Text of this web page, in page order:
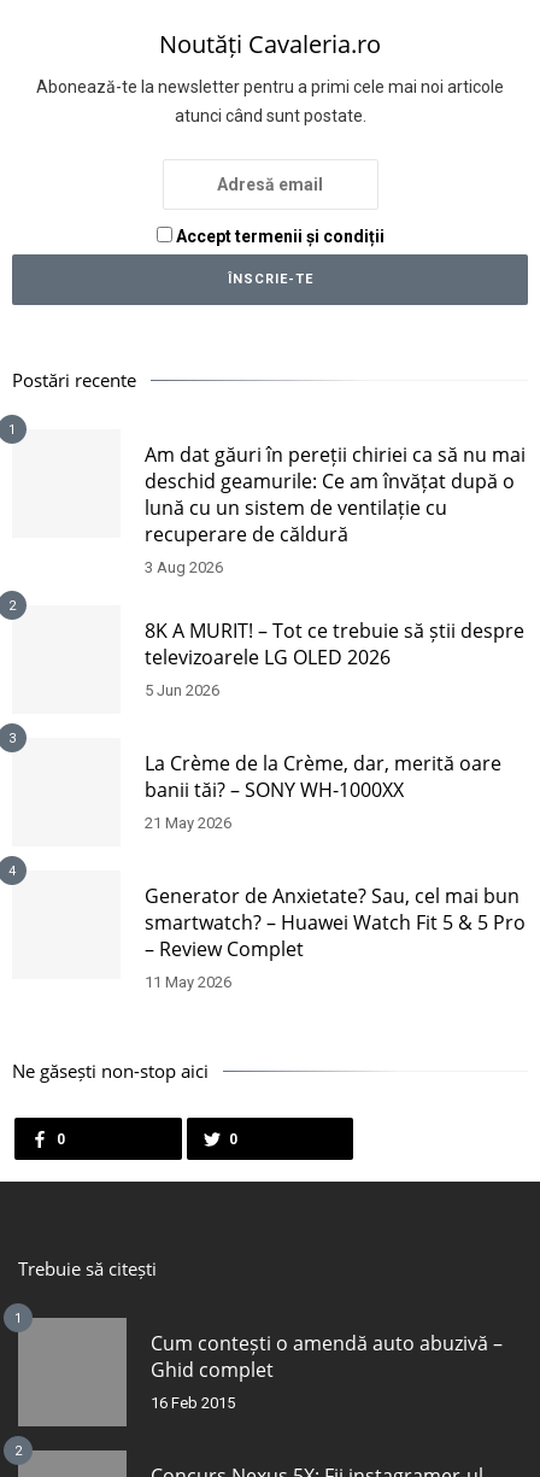
Noutăți Cavaleria.ro
Abonează-te la newsletter pentru a primi cele mai noi articole
atunci când sunt postate.
Accept termenii și condiții
Postări recente
1
Am dat găuri în pereții chiriei ca să nu mai
deschid geamurile: Ce am învățat după o
lună cu un sistem de ventilație cu
recuperare de căldură
3 Aug 2026
2
8K A MURIT! – Tot ce trebuie să știi despre
televizoarele LG OLED 2026
5 Jun 2026
3
La Crème de la Crème, dar, merită oare
banii tăi? – SONY WH-1000XX
21 May 2026
4
Generator de Anxietate? Sau, cel mai bun
smartwatch? – Huawei Watch Fit 5 & 5 Pro
– Review Complet
11 May 2026
Ne găsești non-stop aici
0 0
Trebuie să citești
1
Cum contești o amendă auto abuzivă –
Ghid complet
16 Feb 2015
2